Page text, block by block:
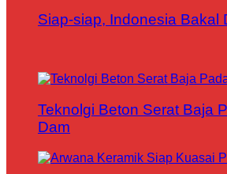
Siap-siap, Indonesia Bakal
Teknolgi Beton Serat Baja
Dam